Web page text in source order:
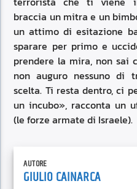
braccia un mitra e un
un attimo di esitazione
sparare per primo e
prendere la mira, non sai
non auguro nessuno di
scelta. Ti resta dentro, ci
un incubo», racconta un
(le forze armate di Israele).
AUTORE
GIULIO CAINARCA